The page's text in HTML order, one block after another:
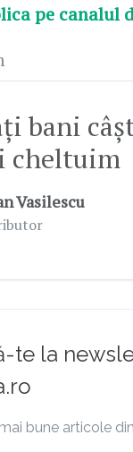
pe canalul
bani
cheltuim
Vasilescu
te la
bune articole